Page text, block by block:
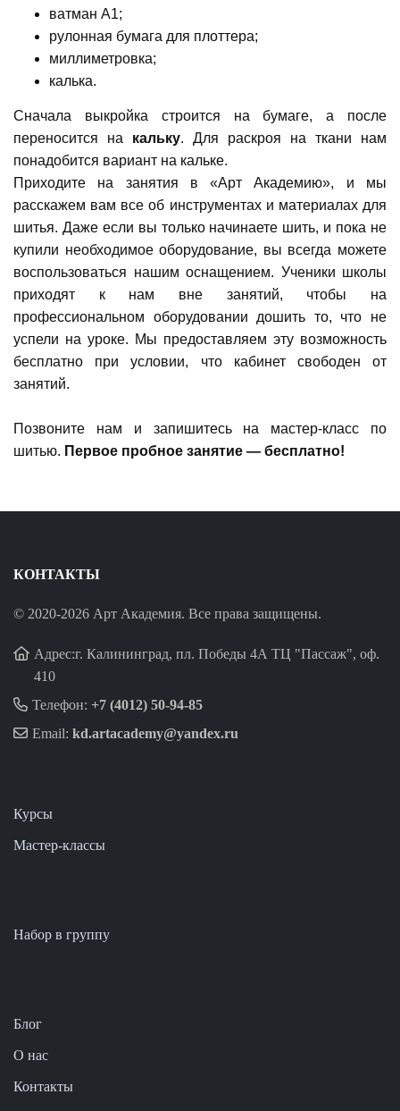
ватман А1;
рулонная бумага для плоттера;
миллиметровка;
калька.
Сначала выкройка строится на бумаге, а после
переносится на кальку. Для раскроя на ткани нам
понадобится вариант на кальке.
Приходите на занятия в «Арт Академию», и мы
расскажем вам все об инструментах и материалах для
шитья. Даже если вы только начинаете шить, и пока не
купили необходимое оборудование, вы всегда можете
воспользоваться нашим оснащением. Ученики школы
приходят к нам вне занятий, чтобы на
профессиональном оборудовании дошить то, что не
успели на уроке. Мы предоставляем эту возможность
бесплатно при условии, что кабинет свободен от
занятий.
Позвоните нам и запишитесь на мастер-класс по
шитью. Первое пробное занятие — бесплатно!
КОНТАКТЫ
© 2020-2026 Арт Академия. Все права защищены.
Адрес:г. Калининград, пл. Победы 4А ТЦ "Пассаж", оф.
410
Телефон: +7 (4012) 50-94-85
Email: kd.artacademy@yandex.ru
Курсы
Мастер-классы
Набор в группу
Блог
О нас
Контакты